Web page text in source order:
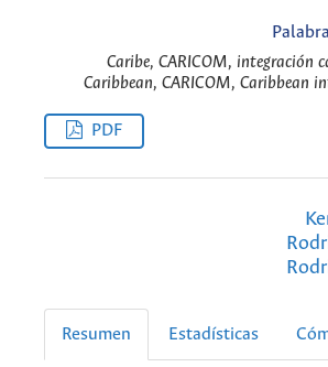
Caribe, CARICOM, integración
Caribbean, CARICOM, Caribbean
PDF
Resumen Estadísticas